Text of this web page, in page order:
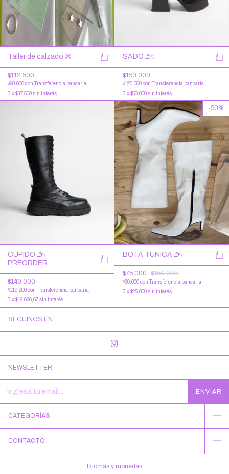
Taller de calzado ꩜
$112.500
$90.000con Transferencia bancaria
3 x$37.500sin interés
SADO ౨ৎ
$150.000
$120.000con Transferencia bancaria
3 x$50.000sin interés
CUPIDO ౨ৎ
PREORDER
$149.000
$119.200con Transferencia bancaria
3 x$49.666,67sin interés
-50%
BOTA TUNICA ౨ৎ
$75.000 $150.000
$60.000con Transferencia bancaria
3 x$25.000sin interés
SEGUINOS EN
NEWSLETTER
CATEGORÍAS
CONTACTO
Idiomas y monedas